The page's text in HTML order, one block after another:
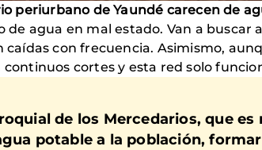
periurbano de Yaundé carecen de
de agua en mal estado. Van a
con frecuencia. Asimismo,
continuos cortes y esta red solo
de los Mercedarios, que
potable a la población,